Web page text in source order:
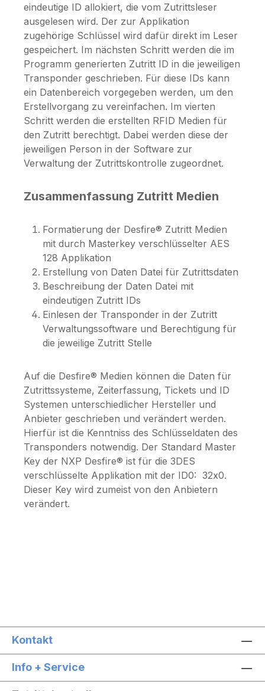
eindeutige ID allokiert, die vom Zutrittsleser
ausgelesen wird. Der zur Applikation
zugehörige Schlüssel wird dafür direkt im Leser
gespeichert. Im nächsten Schritt werden die im
Programm generierten Zutritt ID in die jeweiligen
Transponder geschrieben. Für diese IDs kann
ein Datenbereich vorgegeben werden, um den
Erstellvorgang zu vereinfachen. Im vierten
Schritt werden die erstellten RFID Medien für
den Zutritt berechtigt. Dabei werden diese der
jeweiligen Person in der Software zur
Verwaltung der Zutrittskontrolle zugeordnet.
Zusammenfassung Zutritt Medien
Formatierung der Desfire® Zutritt Medien
mit durch Masterkey verschlüsselter AES
128 Applikation
Erstellung von Daten Datei für Zutrittsdaten
Beschreibung der Daten Datei mit
eindeutigen Zutritt IDs
Einlesen der Transponder in der Zutritt
Verwaltungssoftware und Berechtigung für
die jeweilige Zutritt Stelle
Auf die Desfire® Medien können die Daten für
Zutrittssysteme, Zeiterfassung, Tickets und ID
Systemen unterschiedlicher Hersteller und
Anbieter geschrieben und verändert werden.
Hierfür ist die Kenntniss des Schlüsseldaten des
Transponders notwendig. Der Standard Master
Key der NXP Desfire® ist für die 3DES
verschlüsselte Applikation mit der ID0: 32x0.
Dieser Key wird zumeist von den Anbietern
verändert.
Kontakt
Info + Service